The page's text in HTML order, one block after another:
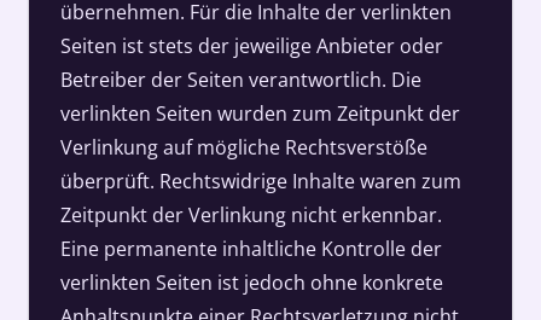
übernehmen. Für die Inhalte der verlinkten
Seiten ist stets der jeweilige Anbieter oder
Betreiber der Seiten verantwortlich. Die
verlinkten Seiten wurden zum Zeitpunkt der
Verlinkung auf mögliche Rechtsverstöße
überprüft. Rechtswidrige Inhalte waren zum
Zeitpunkt der Verlinkung nicht erkennbar.
Eine permanente inhaltliche Kontrolle der
verlinkten Seiten ist jedoch ohne konkrete